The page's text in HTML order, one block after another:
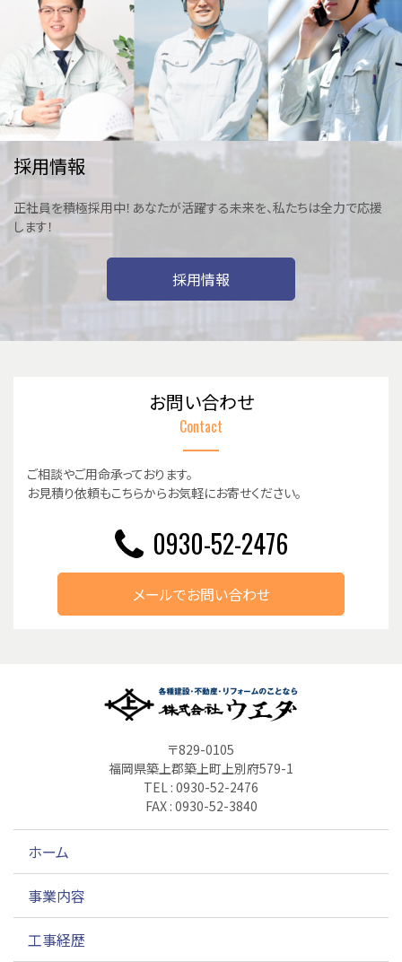
採用情報
正社員を積極採用中！あなたが活躍する未来を、私たちは全力で応援
します！
採用情報
お問い合わせ
Contact
ご相談やご用命承っております。
お見積り依頼もこちらからお気軽にお寄せください。
0930-52-2476
メールでお問い合わせ
〒829-0105
福岡県築上郡築上町上別府579-1
TEL : 0930-52-2476
FAX : 0930-52-3840
ホーム
事業内容
工事経歴